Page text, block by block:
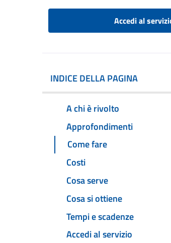
Accedi al
INDICE DELLA PAGINA
A chi è rivolto
Approfondimenti
Come fare
Costi
Cosa serve
Cosa si ottiene
Tempi e scadenze
Accedi al servizio